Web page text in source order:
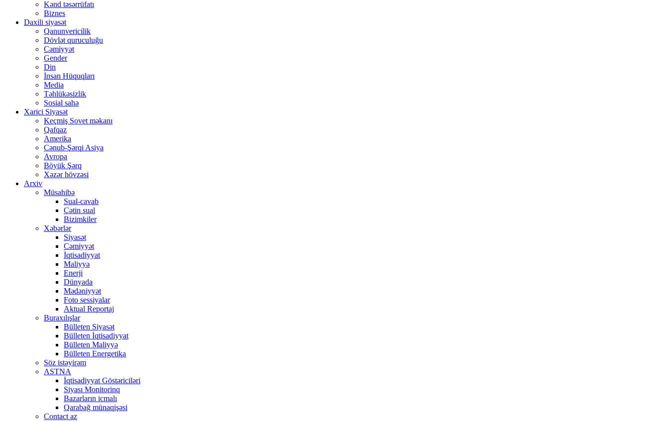
Kənd təsərrüfatı
Biznes
Daxili siyasət
Qanunvericilik
Dövlət quruculuğu
Cəmiyyət
Gender
Din
İnsan Hüquqları
Media
Təhlükəsizlik
Sosial sahə
Xarici Siyasət
Keçmiş Sovet məkanı
Qafqaz
Amerika
Cənub-Şərqi Asiya
Avropa
Böyük Şərq
Xəzər hövzəsi
Arxiv
Müsahibə
Sual-cavab
Çətin sual
Bizimkiler
Xəbərlər
Siyasət
Cəmiyyət
İqtisadiyyat
Maliyyə
Enerji
Dünyada
Mədəniyyət
Foto sessiyalar
Aktual Reportaj
Buraxılışlar
Bülleten Siyasət
Bülleten İqtisadiyyat
Bülleten Maliyyə
Bülleten Energetika
Söz istəyirəm
ASTNA
İqtisadiyyat Göstəriciləri
Siyası Monitorinq
Bazarların icmalı
Qarabağ münaqişəsi
Contact az